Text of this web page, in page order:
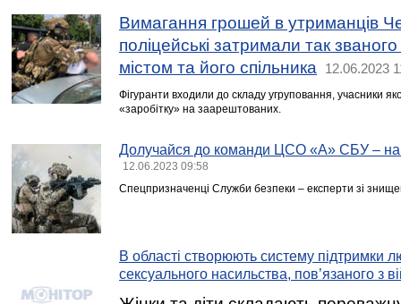
Вимагання грошей в утриманців
поліцейські затримали так
містом та його спільника
12.06.2023
Фігуранти входили до складу угруповання, учасники
«заробітку» на заарештованих.
Долучайся до команди ЦСО «А» СБУ –
12.06.2023 09:58
Спецпризначенці Служби безпеки – експерти зі
В області створюють систему підтримки
сексуального насильства, пов’язаного з